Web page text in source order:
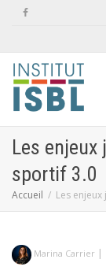
Les
sportif 3.0
Accueil Les
Marina Carrier |